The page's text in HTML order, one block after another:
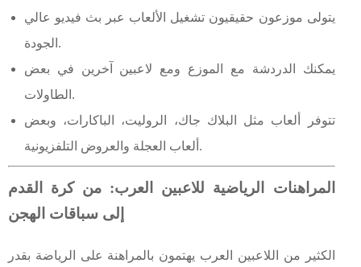
يتولى موزعون حقيقيون تشغيل الألعاب عبر بث فيديو عالي
الجودة.
يمكنك الدردشة مع الموزع ومع لاعبين آخرين في بعض
الطاولات.
تتوفر ألعاب مثل البلاك جاك، الروليت، الباكارات، وبعض
ألعاب العجلة والعروض التلفزيونية.
المراهنات الرياضية للاعبين العرب: من كرة القدم
إلى سباقات الهجن
الكثير من اللاعبين العرب يهتمون بالمراهنة على الرياضة بقدر